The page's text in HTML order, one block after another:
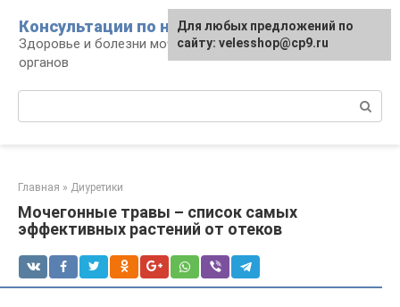
контенту
Консультации по нефрологии
Здоровье и болезни мочевыделительных
органов
Главная » Диуретики
Мочегонные травы – список самых
эффективных растений от отеков
Для любых предложений по
сайту: velesshop@cp9.ru